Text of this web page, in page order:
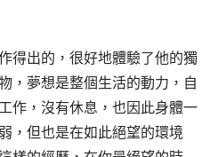
得出的，很好地體驗了他的獨
，夢想是整個生活的動力，自
作，沒有休息，也因此身體一
，但也是在如此絕望的環境